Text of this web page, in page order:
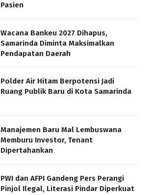
Pasien
Wacana Bankeu 2027 Dihapus,
Samarinda Diminta Maksimalkan
Pendapatan Daerah
Polder Air Hitam Berpotensi Jadi
Ruang Publik Baru di Kota Samarinda
Manajemen Baru Mal Lembuswana
Memburu Investor, Tenant
Dipertahankan
PWI dan AFPI Gandeng Pers Perangi
Pinjol Ilegal, Literasi Pindar Diperkuat